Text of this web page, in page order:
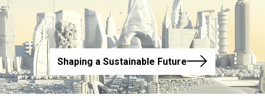
Shaping a Sustainable Future